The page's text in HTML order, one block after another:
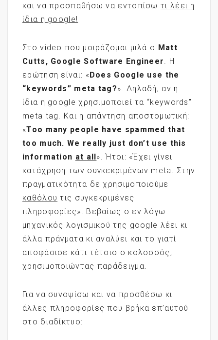
και να προσπαθήσω να εντοπίσωτι λέει η
ίδια η google!
Στοvideo που μοιράζομαι μιλά ο Matt
Cutts, Google Software Engineer
. Η
ερώτηση είναι: «Does Google use the
“keywords” meta tag?». Δηλαδή, αν η
ίδια η google χρησιμοποιεί τα “keywords”
meta tag. Και η απάντηση αποστομωτική:
«Too many people have spammed that
too much. We really just don’t use this
information at all». Ήτοι: «Έχει γίνει
κατάχρηση των συγκεκριμένων meta. Στην
πραγματικότητα δε χρησιμοποιούμε
καθόλου τις συγκεκριμένες
πληροφορίες». Βεβαίως ο εν λόγω
μηχανικός λογισμικού της google λέει κι
άλλα πράγματα κι αναλύει και το γιατί
αποφάσισε κάτι τέτοιο ο κολοσσός,
χρησιμοποιώντας παράδειγμα.
Για να συνοψίσω και να προσθέσω κι
άλλες πληροφορίες που βρήκα επ’αυτού
στο διαδίκτυο: